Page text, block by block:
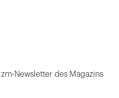
Newsletter des Magazins